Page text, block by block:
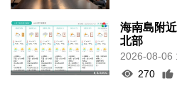
海南島附
北部
2026-08-06
270